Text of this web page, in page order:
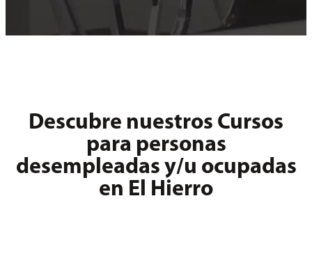
Descubre nuestros Cursos
para personas
desempleadas y/u ocupadas
en El Hierro